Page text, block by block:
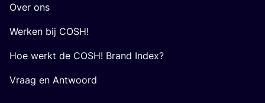
Over ons
Werken bij COSH!
Hoe werkt de COSH! Brand Index?
Vraag en Antwoord